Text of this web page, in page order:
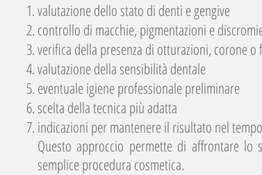
valutazione dello stato di denti e gengive
controllo di macchie, pigmentazioni e
verifica della presenza di otturazioni, corone o
valutazione della sensibilità dentale
eventuale igiene professionale preliminare
scelta della tecnica più adatta
indicazioni per mantenere il risultato nel tempo
Questo approccio permette di affrontare
semplice procedura cosmetica.